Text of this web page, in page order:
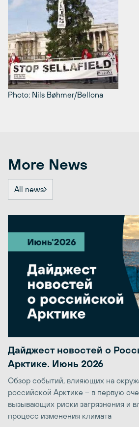
Photo: Nils Bøhmer/Bellona
More News
All news
Дайджест новостей о
Арктике. Июнь 2026
Обзор событий, влияющих на
российской Арктике – в первую
вызывающих риски загрязнения и
процесс изменения климата